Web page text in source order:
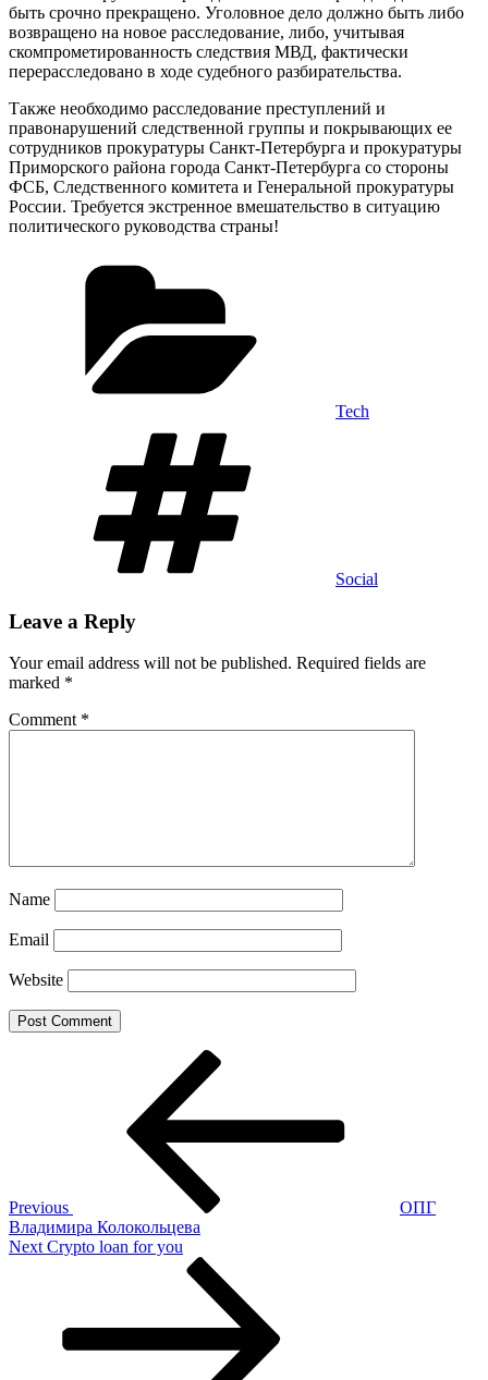
быть срочно прекращено. Уголовное дело должно быть либо
возвращено на новое расследование, либо, учитывая
скомпрометированность следствия МВД, фактически
перерасследовано в ходе судебного разбирательства.
Также необходимо расследование преступлений и
правонарушений следственной группы и покрывающих ее
сотрудников прокуратуры Санкт-Петербурга и прокуратуры
Приморского района города Санкт-Петербурга со стороны
ФСБ, Следственного комитета и Генеральной прокуратуры
России. Требуется экстренное вмешательство в ситуацию
политического руководства страны!
Tech
Social
Leave a Reply
Your email address will not be published. Required fields are
marked *
Comment *
Name
Email
Website
Previous
ОПГ
Владимира Колокольцева
Next
Next Сrypto loan for you